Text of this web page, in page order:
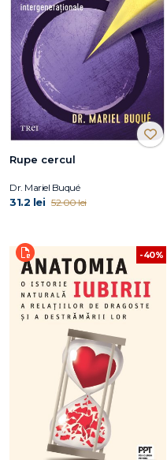
Rupe cercul
Dr. Mariel Buqué
31.2 lei 52.00 lei
-40%